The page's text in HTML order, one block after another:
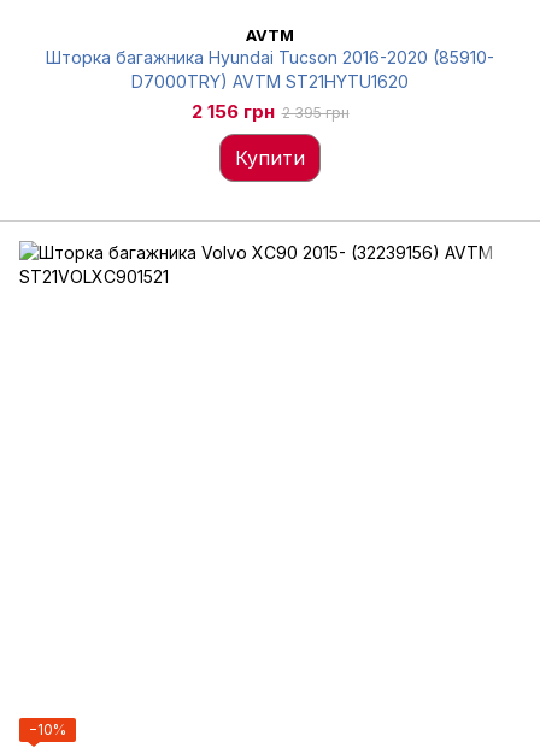
AVTM
Шторка багажника Hyundai Tucson 2016-2020 (85910-
D7000TRY) AVTM ST21HYTU1620
2 156 грн 2 395 грн
Купити
−10%